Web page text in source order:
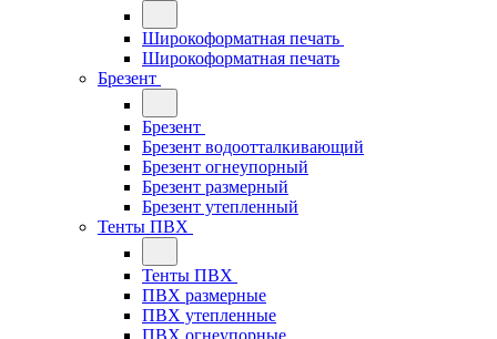
Широкоформатная печать
Широкоформатная печать
Брезент
Брезент
Брезент водоотталкивающий
Брезент огнеупорный
Брезент размерный
Брезент утепленный
Тенты ПВХ
Тенты ПВХ
ПВХ размерные
ПВХ утепленные
ПВХ огнеупорные